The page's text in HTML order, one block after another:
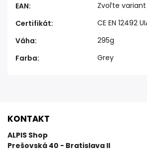
EAN:
Zvoľte variant
Certifikát:
CE EN 12492
Váha:
295g
Farba: Grey
KONTAKT
ALPIS Shop
Prešovská 40 - Bratislava II